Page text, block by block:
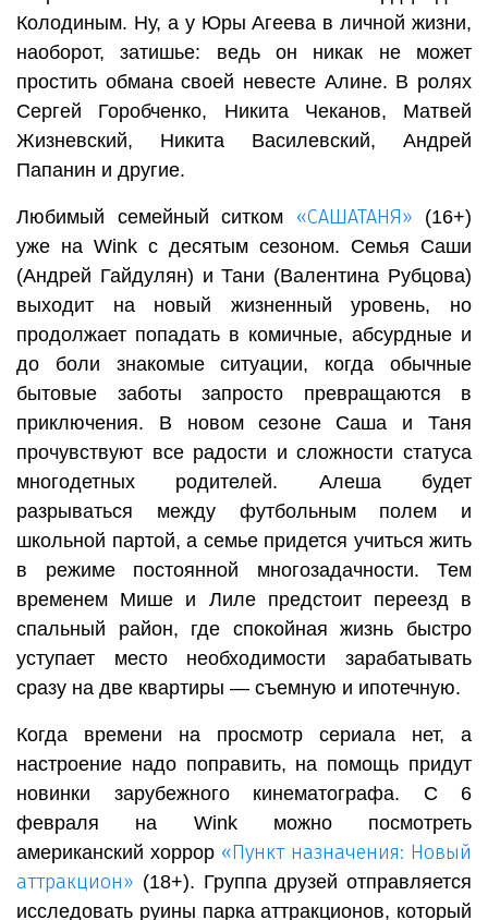
Колодиным. Ну, а у Юры Агеева в личной жизни,
наоборот, затишье: ведь он никак не может
простить обмана своей невесте Алине. В ролях
Сергей Горобченко, Никита Чеканов, Матвей
Жизневский, Никита Василевский, Андрей
Папанин и другие.
Любимый семейный ситком «САШАТАНЯ» (16+)
уже на Wink с десятым сезоном. Семья Саши
(Андрей Гайдулян) и Тани (Валентина Рубцова)
выходит на новый жизненный уровень, но
продолжает попадать в комичные, абсурдные и
до боли знакомые ситуации, когда обычные
бытовые заботы запросто превращаются в
приключения. В новом сезоне Саша и Таня
прочувствуют все радости и сложности статуса
многодетных родителей. Алеша будет
разрываться между футбольным полем и
школьной партой, а семье придется учиться жить
в режиме постоянной многозадачности. Тем
временем Мише и Лиле предстоит переезд в
спальный район, где спокойная жизнь быстро
уступает место необходимости зарабатывать
сразу на две квартиры — съемную и ипотечную.
Когда времени на просмотр сериала нет, а
настроение надо поправить, на помощь придут
новинки зарубежного кинематографа. С 6
февраля на Wink можно посмотреть
американский хоррор «Пункт назначения: Новый
аттракцион» (18+). Группа друзей отправляется
исследовать руины парка аттракционов, который